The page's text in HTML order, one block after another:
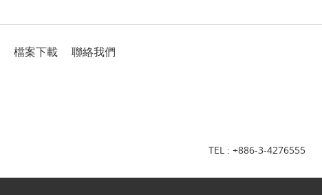
檔案下載 聯絡我們
TEL : +886-3-4276555